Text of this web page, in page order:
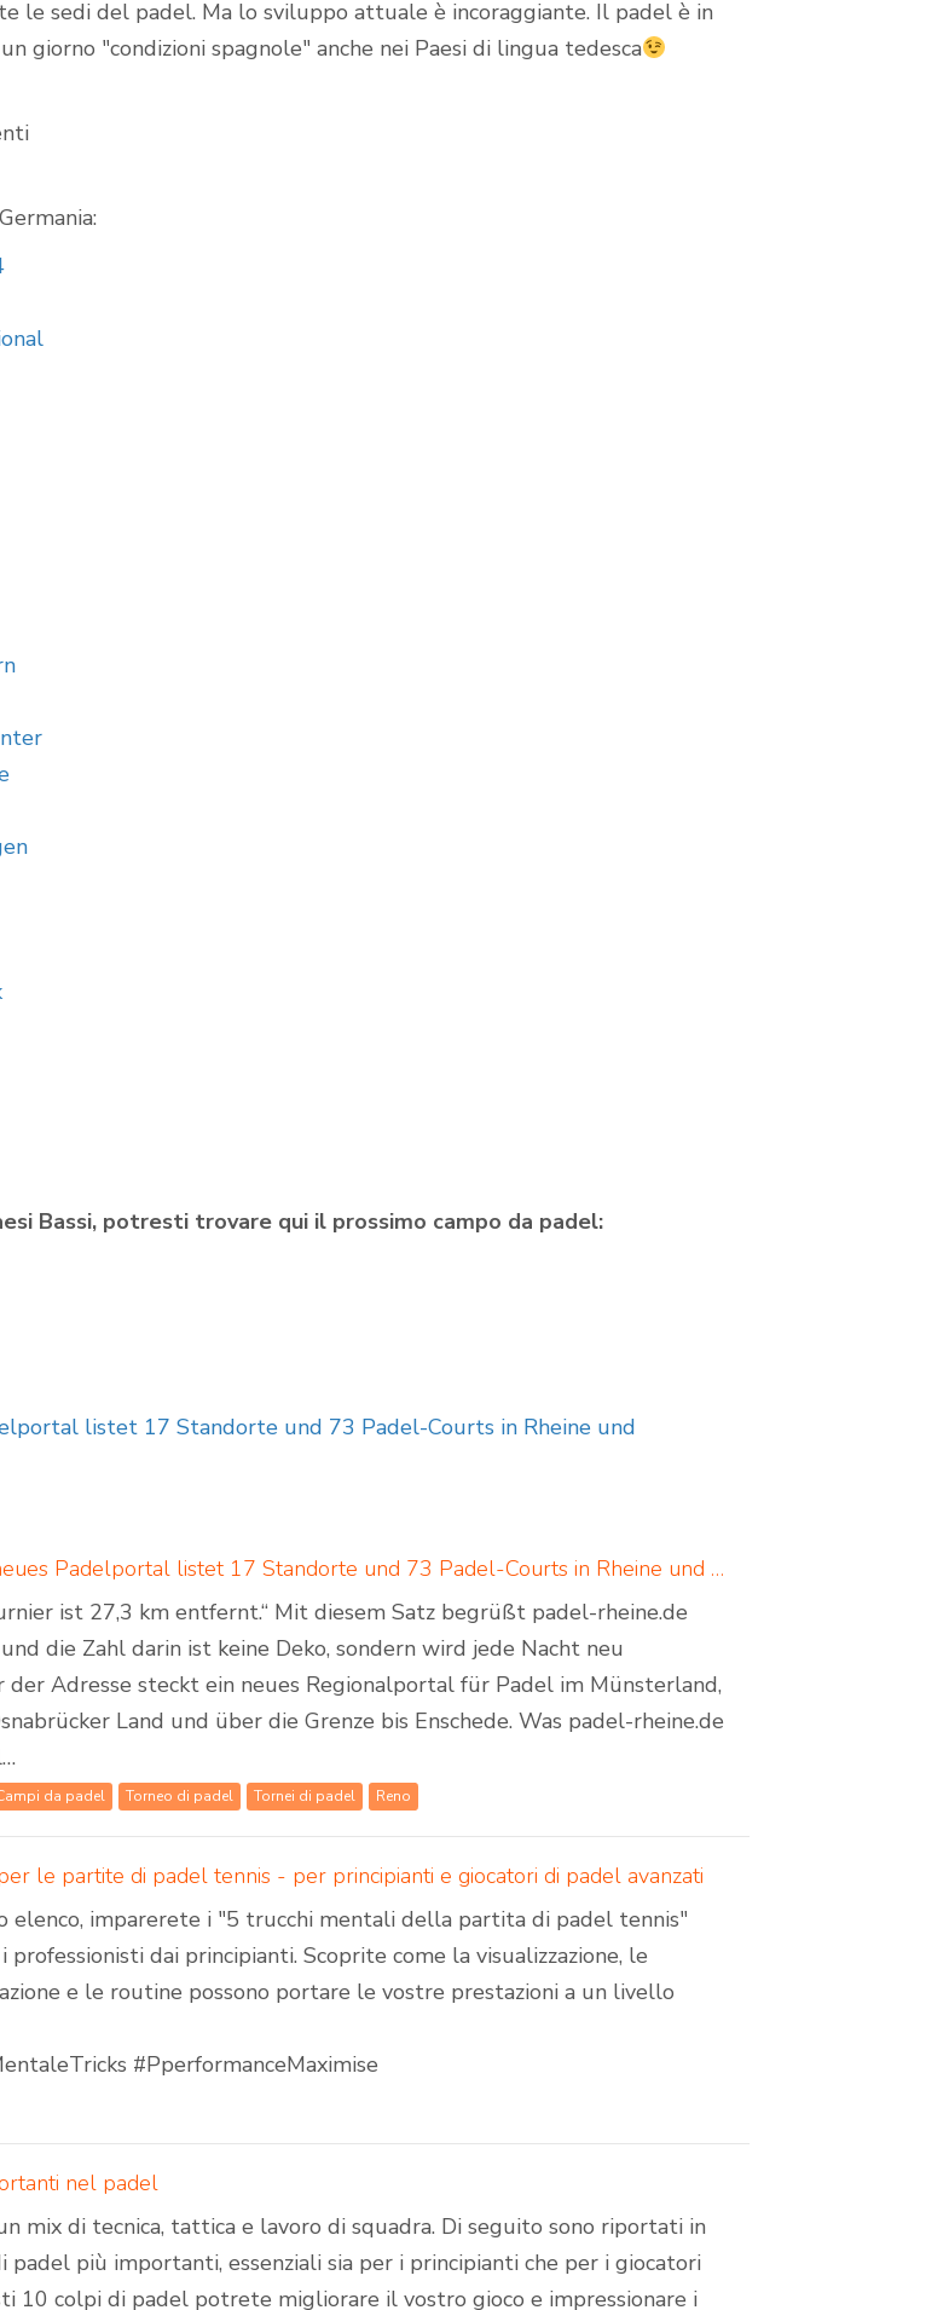
le sedi del padel. Ma lo sviluppo attuale è incoraggiante. Il padel è in
giorno "condizioni spagnole" anche nei Paesi di lingua tedesca
Bassi, potresti trovare qui il prossimo campo da padel:
listet 17 Standorte und 73 Padel-Courts in Rheine und
Padel in Rheine: neues Padelportal listet 17 Standorte und 73 Padel-Courts in Rheine und Umgebung
ist 27,3 km entfernt.“ Mit diesem Satz begrüßt padel-rheine.de
die Zahl darin ist keine Deko, sondern wird jede Nacht neu
der Adresse steckt ein neues Regionalportal für Padel im Münsterland,
Land und über die Grenze bis Enschede. Was padel-rheine.de
da padel Torneo di padel Tornei di padel Reno
le partite di padel tennis - per principianti e giocatori di padel avanzati
elenco, imparerete i "5 trucchi mentali della partita di padel tennis"
professionisti dai principianti. Scoprite come la visualizzazione, le
e le routine possono portare le vostre prestazioni a un livello
#PperformanceMaximise
nel padel
mix di tecnica, tattica e lavoro di squadra. Di seguito sono riportati in
padel più importanti, essenziali sia per i principianti che per i giocatori
10 colpi di padel potrete migliorare il vostro gioco e impressionare i